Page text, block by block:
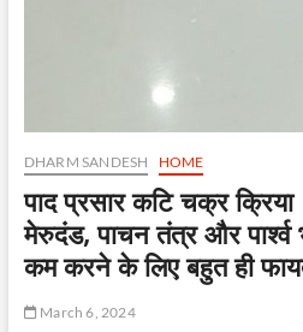
DHARM SANDESH HOME
पाद प्रसार कटि चक्र
मेरुदंड, पाचन तंत्र और
कम करने के लिए बहुत ही
March 6, 2024